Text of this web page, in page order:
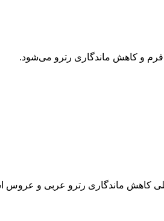
و کاهش ماندگاری رترو می‌شود.
کاهش ماندگاری رترو عربی و